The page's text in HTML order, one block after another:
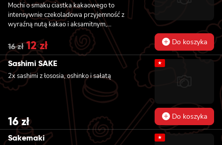
Mochi o smaku ciastka kakaowego to
intensywnie czekoladowa przyjemność z
wyraźną nutą kakao i aksamitnym,
waniliowym nadzieniem przypominającym
klasyczne kremowe ciasteczka. Delikatna
ryżowa otoczka dodaje im ciekawej tekstury i
sprawia, że każdy kęs łączy w sobie chłód,
miękkość i głęboki smak deseru. Idealne dla
fanów kontrastów: ciemne kakao i jasny krem
w harmonijnej, lodowej formie.
16zł Original
price
was:
16 zł.
12zł Current
price
is:
12 zł.
Do koszyka
Sashimi SAKE
2x sashimi z łososia, oshinko i sałatą
★
16zł Do koszyka
Sakemaki ★